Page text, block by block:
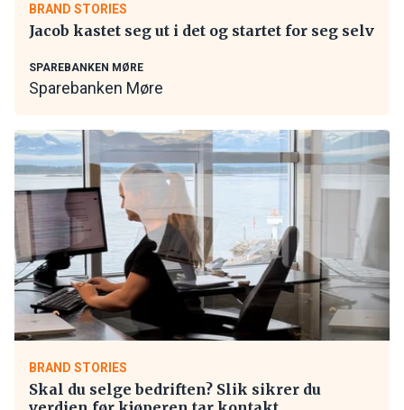
BRAND STORIES
Jacob kastet seg ut i det og startet for seg selv
SPAREBANKEN MØRE
Sparebanken Møre
BRAND STORIES
Skal du selge bedriften? Slik sikrer du